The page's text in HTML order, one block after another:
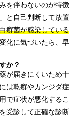
を伴わないのが特徴
と自己判断して放置
癬菌が感染している
化に気づいたら、早
か？
が届きにくいため十
は乾癬やカンジダ症
で症状が悪化するこ
受診して正確な診断